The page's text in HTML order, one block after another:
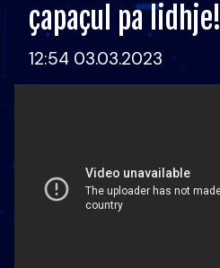
çapaçul pa lidhje!
12:54 03.03.2023